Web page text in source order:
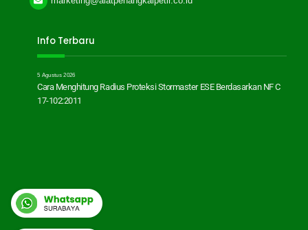
Info Terbaru
5 Agustus 2026
Cara Menghitung Radius Proteksi Stormaster ESE Berdasarkan NF C
17-102:2011